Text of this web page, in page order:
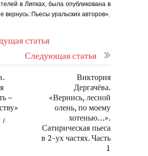
в Липках, была опубликована в
вернусь: Пьесы уральских авторов».
статья
Следующая статья
–
/
Виктория
Дергачёва.
«Вернись, лесной
олень, по моему
хотенью…».
Сатирическая пьеса
в 2-ух частях. Часть
1